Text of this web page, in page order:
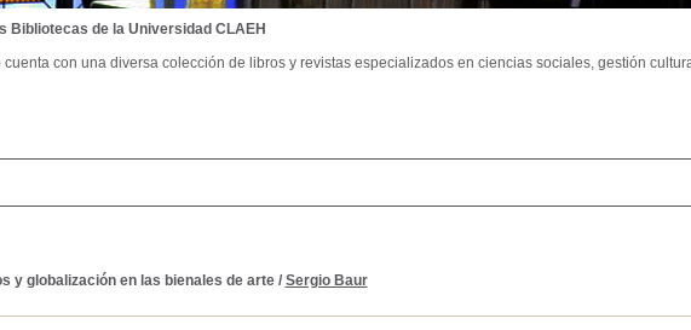
y globalización en las bienales de arte/ Sergio Baur
Bibliotecas de la Universidad CLAEH
cuenta con una diversa colección de libros y revistas especializados en ciencias sociales, gestión